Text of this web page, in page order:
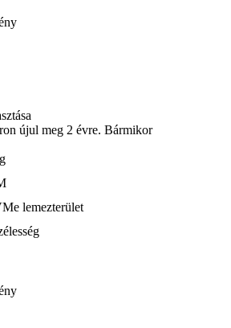
újul meg 2 évre. Bármikor
lemezterület